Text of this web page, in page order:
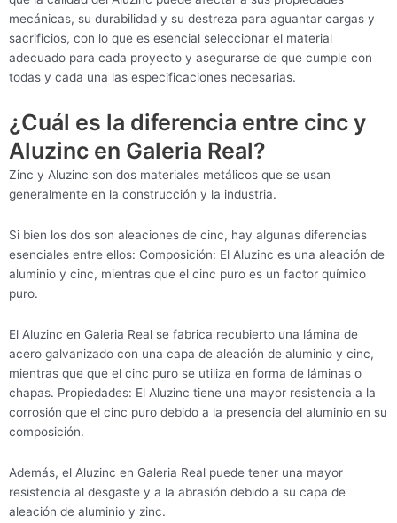
mecánicas, su durabilidad y su destreza para aguantar cargas y
sacrificios, con lo que es esencial seleccionar el material
adecuado para cada proyecto y asegurarse de que cumple con
todas y cada una las especificaciones necesarias.
¿Cuál es la diferencia entre cinc y
Aluzinc en Galeria Real?
Zinc y Aluzinc son dos materiales metálicos que se usan
generalmente en la construcción y la industria.
Si bien los dos son aleaciones de cinc, hay algunas diferencias
esenciales entre ellos: Composición: El Aluzinc es una aleación de
aluminio y cinc, mientras que el cinc puro es un factor químico
puro.
El Aluzinc en Galeria Real se fabrica recubierto una lámina de
acero galvanizado con una capa de aleación de aluminio y cinc,
mientras que que el cinc puro se utiliza en forma de láminas o
chapas. Propiedades: El Aluzinc tiene una mayor resistencia a la
corrosión que el cinc puro debido a la presencia del aluminio en su
composición.
Además, el Aluzinc en Galeria Real puede tener una mayor
resistencia al desgaste y a la abrasión debido a su capa de
aleación de aluminio y zinc.